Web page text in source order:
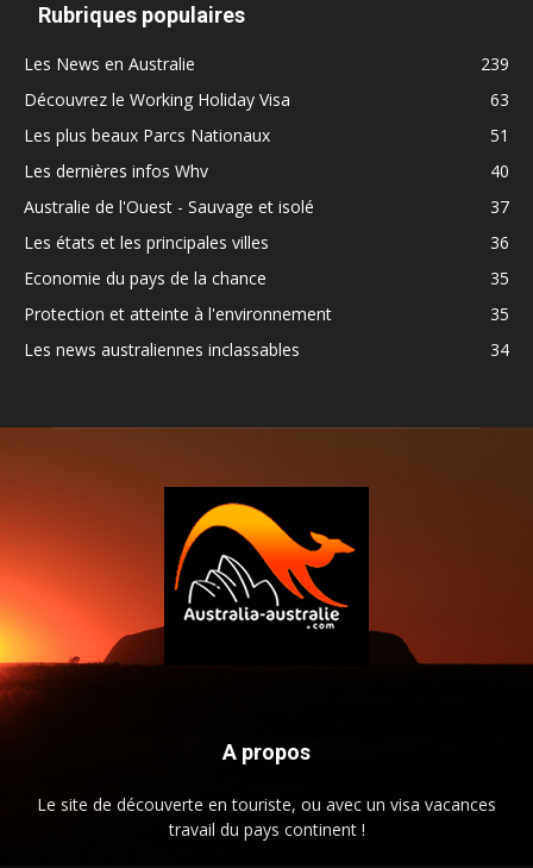
Rubriques populaires
Les News en Australie
239
Découvrez le Working Holiday Visa
63
Les plus beaux Parcs Nationaux
51
Les dernières infos Whv
40
Australie de l'Ouest - Sauvage et isolé
37
Les états et les principales villes
36
Economie du pays de la chance
35
Protection et atteinte à l'environnement
35
Les news australiennes inclassables
34
A propos
Le site de découverte en touriste, ou avec un visa vacances
travail du pays continent !